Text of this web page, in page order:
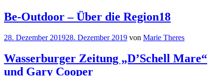
Be-Outdoor – Über die Region18
28. Dezember 201928. Dezember 2019 von Marie Theres
Wasserburger Zeitung „D’Schell Mare“
und Gary Cooper